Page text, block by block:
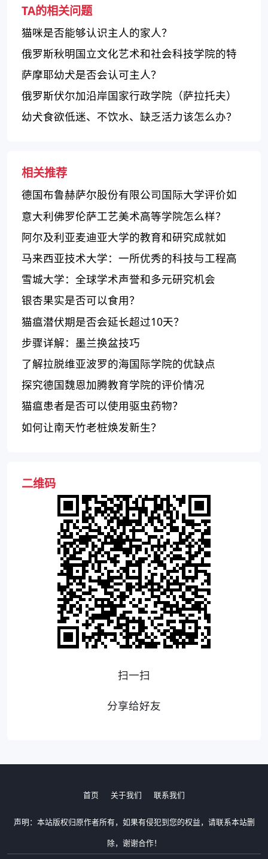
TA的相关问题
猫咪是否能够认识主人的家人？
俄罗斯秋明国立文化艺术和社会科技学院的特
点和评价
萨摩耶幼犬是否会认可主人？
俄罗斯伏尔加沿岸国家行政学院（萨拉托夫）
的评价如何？
幼犬食欲低迷、不饮水、缺乏活力该怎么办？
相关推荐
德国布鲁赫萨尔股份有限公司国际大学评价如
何？
意大利佛罗伦萨工艺美术高等学院怎么样？
阿尔及利亚麦迪亚大学的教育和研究成就如
何？
马来西亚技术大学：一所优秀的科技与工程高
等教育机构
雪城大学：全球学术声誉和多元研究机会
银杏果实是否可以食用？
猫瘟潜伏期是否会延长超过10天？
步骤详解：墨兰换盆技巧
了解拉脱维亚波罗的海国际学院的优缺点
探究德国魏恩加腾教育学院的评价情况
猫瘟患者是否可以使用驱虫药物？
如何让南天竹老桩焕发新生？
二维码
扫一扫
分享给好友
首页 关于我们 联系我们
声明：本站版权归原作者所有，如果有侵犯到您的权益，请联系本站删
除，谢谢合作！